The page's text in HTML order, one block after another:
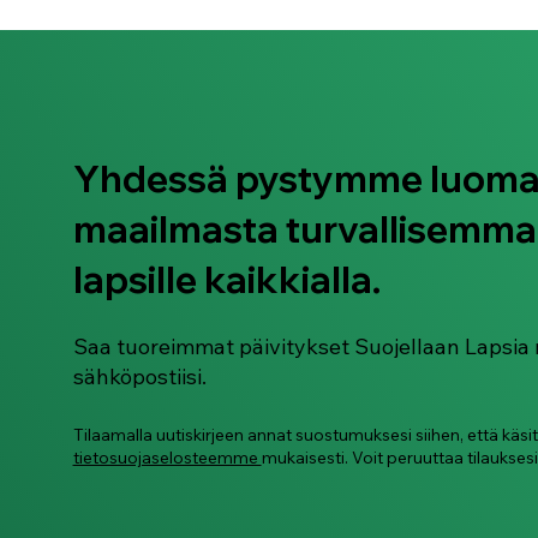
Älylaseja käytetään jo nyt
naisten ja lasten
salakuvaamiseen
Yhdessä pystymme
maailmasta
lapsille kaikkialla.
Saa tuoreimmat päivitykset Suojellaan Lapsia
sähköpostiisi.
Tilaamalla uutiskirjeen annat suostumuksesi siihen, että
tietosuojaselosteemme mukaisesti. Voit peruuttaa